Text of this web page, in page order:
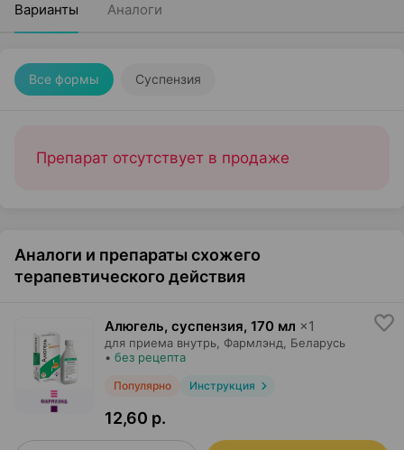
Варианты Аналоги
Все формы Суспензия
Препарат отсутствует в продаже
Аналоги и препараты схожего
терапевтического действия
Алюгель, суспензия, 170 мл ×1
для приема внутрь, Фармлэнд , Беларусь
• без рецепта
Популярно Инструкция
12,60 р.